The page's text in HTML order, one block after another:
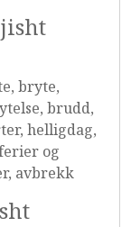
bryte,
brudd,
helligdag,
og
avbrekk